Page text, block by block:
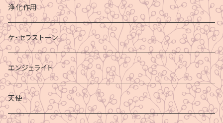
浄化作用
ケ・セラストーン
エンジェライト
天使